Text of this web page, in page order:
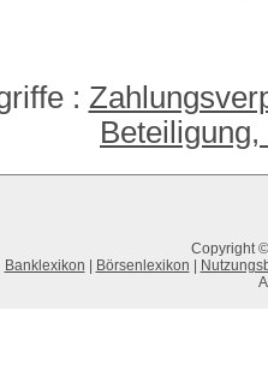
:
Copyright
Banklexikon
Börsenlexikon